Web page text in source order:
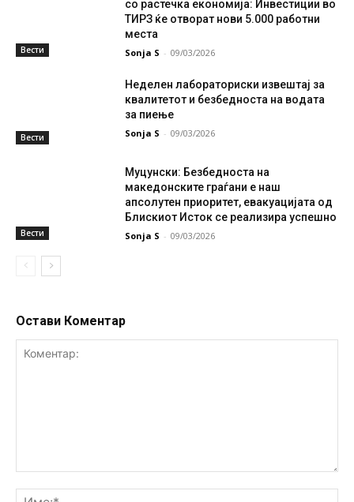
Вести
со растечка економија: Инвестиции во
ТИРЗ ќе отворат нови 5.000 работни
места
Sonja S - 09/03/2026
Вести
Неделен лабораториски извештај за
квалитетот и безбедноста на водата
за пиење
Sonja S - 09/03/2026
Вести
Муцунски: Безбедноста на
македонските граѓани е наш
апсолутен приоритет, евакуацијата од
Блискиот Исток се реализира успешно
Sonja S - 09/03/2026
Остави Коментар